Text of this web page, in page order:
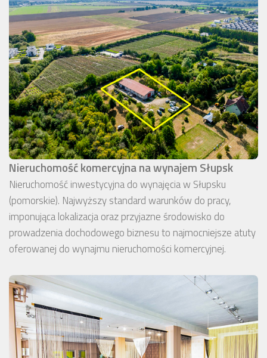
Nieruchomość komercyjna na wynajem Słupsk
Nieruchomość inwestycyjna do wynajęcia w Słupsku
(pomorskie). Najwyższy standard warunków do pracy,
imponująca lokalizacja oraz przyjazne środowisko do
prowadzenia dochodowego biznesu to najmocniejsze atuty
oferowanej do wynajmu nieruchomości komercyjnej.